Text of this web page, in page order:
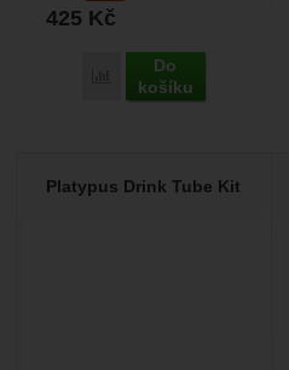
425 Kč
Porovnat
Do
košíku
Platypus Drink Tube Kit